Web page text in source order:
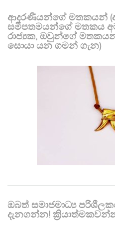
ආදරණීයන්ගේ මතකයන්
සමීපතමයන්ගේ මතකය
රාජ්‍යක, ඔවුන්ගේ
සොයා යන ගමන් ගැන)
ඔබත් සමාජමාධ්‍ය
දැනගන්න!